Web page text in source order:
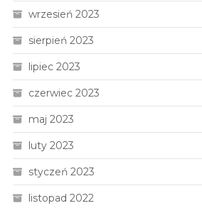
wrzesień 2023
sierpień 2023
lipiec 2023
czerwiec 2023
maj 2023
luty 2023
styczeń 2023
listopad 2022